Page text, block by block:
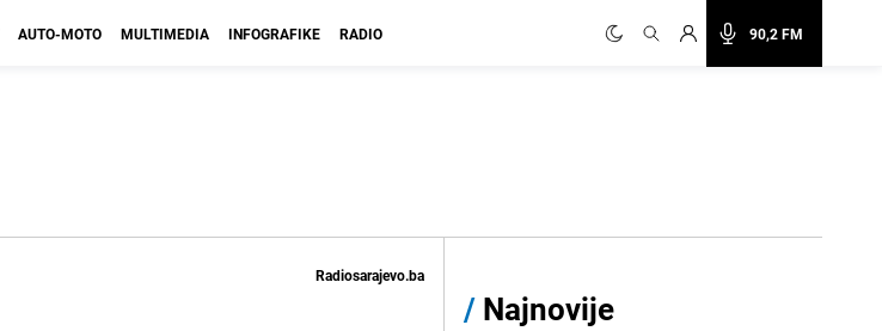
90,2 FM
AUTO-MOTO MULTIMEDIA INFOGRAFIKE RADIO
Radiosarajevo.ba
/ Najnovije